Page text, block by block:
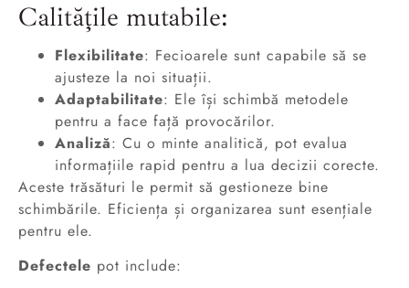
Calitățile mutabile:
Flexibilitate: Fecioarele sunt capabile să se
ajusteze la noi situații.
Adaptabilitate: Ele își schimbă metodele
pentru a face față provocărilor.
Analiză: Cu o minte analitică, pot evalua
informațiile rapid pentru a lua decizii corecte.
Aceste trăsături le permit să gestioneze bine
schimbările. Eficiența și organizarea sunt esențiale
pentru ele.
Defectele pot include: